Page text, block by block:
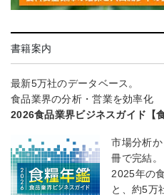
書籍案内
最新5万社のデータベース。
食品業界の分析・営業を効率化
2026食品業界ビジネスガイド【
市場分析
冊で完結。
2025年の
と、約5万